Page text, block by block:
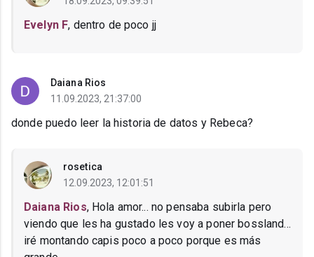
Evelyn F, dentro de poco jj
Daiana Rios
11.09.2023, 21:37:00
donde puedo leer la historia de datos y Rebeca?
rosetica
12.09.2023, 12:01:51
Daiana Rios, Hola amor... no pensaba subirla pero
viendo que les ha gustado les voy a poner bossland...
iré montando capis poco a poco porque es más